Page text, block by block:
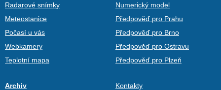
Radarové snímky
Meteostanice
Počasí u vás
Webkamery
Teplotní mapa
Numerický model
Předpověď pro Prahu
Předpověď pro Brno
Předpověď pro Ostravu
Předpověď pro Plzeň
Archiv
Kontakty